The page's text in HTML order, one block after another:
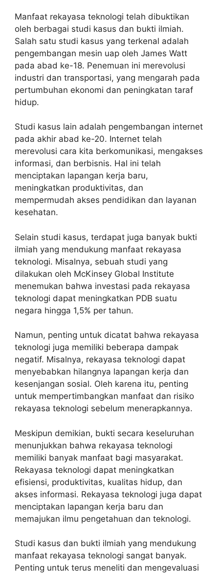
Manfaat rekayasa teknologi telah dibuktikan
oleh berbagai studi kasus dan bukti ilmiah.
Salah satu studi kasus yang terkenal adalah
pengembangan mesin uap oleh James Watt
pada abad ke-18. Penemuan ini merevolusi
industri dan transportasi, yang mengarah pada
pertumbuhan ekonomi dan peningkatan taraf
hidup.
Studi kasus lain adalah pengembangan internet
pada akhir abad ke-20. Internet telah
merevolusi cara kita berkomunikasi, mengakses
informasi, dan berbisnis. Hal ini telah
menciptakan lapangan kerja baru,
meningkatkan produktivitas, dan
mempermudah akses pendidikan dan layanan
kesehatan.
Selain studi kasus, terdapat juga banyak bukti
ilmiah yang mendukung manfaat rekayasa
teknologi. Misalnya, sebuah studi yang
dilakukan oleh McKinsey Global Institute
menemukan bahwa investasi pada rekayasa
teknologi dapat meningkatkan PDB suatu
negara hingga 1,5% per tahun.
Namun, penting untuk dicatat bahwa rekayasa
teknologi juga memiliki beberapa dampak
negatif. Misalnya, rekayasa teknologi dapat
menyebabkan hilangnya lapangan kerja dan
kesenjangan sosial. Oleh karena itu, penting
untuk mempertimbangkan manfaat dan risiko
rekayasa teknologi sebelum menerapkannya.
Meskipun demikian, bukti secara keseluruhan
menunjukkan bahwa rekayasa teknologi
memiliki banyak manfaat bagi masyarakat.
Rekayasa teknologi dapat meningkatkan
efisiensi, produktivitas, kualitas hidup, dan
akses informasi. Rekayasa teknologi juga dapat
menciptakan lapangan kerja baru dan
memajukan ilmu pengetahuan dan teknologi.
Studi kasus dan bukti ilmiah yang mendukung
manfaat rekayasa teknologi sangat banyak.
Penting untuk terus meneliti dan mengevaluasi